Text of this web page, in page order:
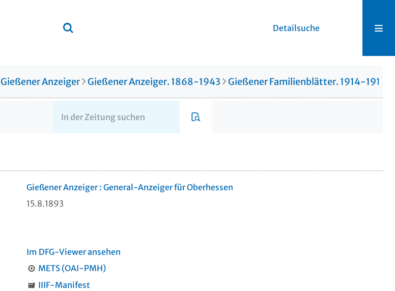
Detailsuche
Gießener Anzeiger Gießener Anzeiger. 1868-1943 Gießener Familienblätter. 1914-1914
Gießener Anzeiger : General-Anzeiger für Oberhessen
15.8.1893
Im DFG-Viewer ansehen
METS (OAI-PMH)
IIIF-Manifest